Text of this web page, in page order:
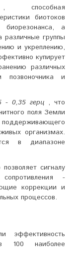
, способная
биотоков
биорезонанса, а
различные группы
и укреплению,
купирует
различных
позвоночника и
- 0,35 герц , что
поля Земли
организмах.
в диапазоне
сигналу
-
коррекции и
процессов.
эффективность
100 наиболее